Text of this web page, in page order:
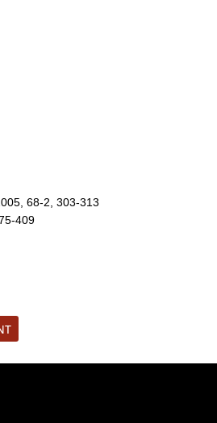
68-2, 303-313
409